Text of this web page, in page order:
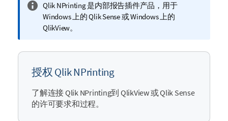
信
息
注
Qlik NPrinting是内部报告插件产品，用于
Windows上的Qlik Sense或Windows上的
QlikView。
授权 Qlik NPrinting
了解连接Qlik NPrinting到 QlikView或Qlik Sense
的许可要求和过程。